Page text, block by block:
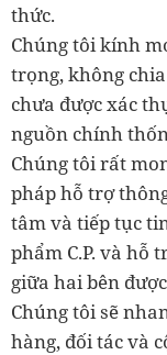
thức.
Chúng tôi kính
trọng, không
chưa được xác
nguồn chính
Chúng tôi rất
pháp hỗ trợ
tâm và tiếp tục
phẩm C.P. và hỗ
giữa hai bên
Chúng tôi sẽ
hàng, đối tác và